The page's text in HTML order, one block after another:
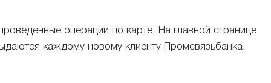
операции по карте. На главной странице
каждому новому клиенту Промсвязьбанка.